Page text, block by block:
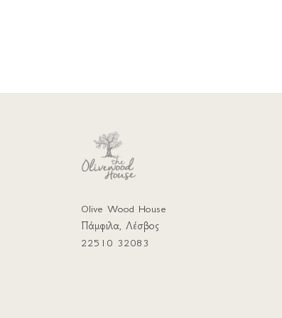
Olive Wood House
Πάμφιλα, Λέσβος
22510 32083